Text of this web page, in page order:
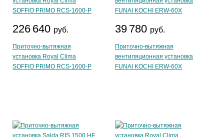
226 640 руб.
Приточно-вытяжная
установка Royal Clima
SOFFIO PRIMO RCS-1600-P
39 780 руб.
Приточно-вытяжная
вентиляционная установка
FUNAI KOCHI ERW-60X